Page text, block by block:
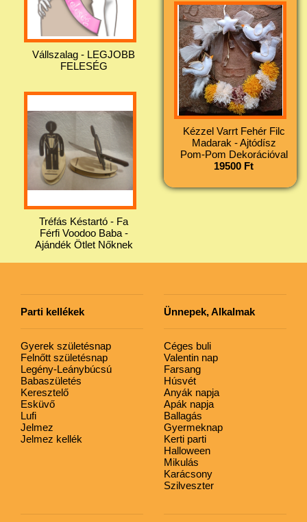
Vállszalag - LEGJOBB
FELESÉG
Tréfás Késtartó - Fa
Férfi Voodoo Baba -
Ajándék Ötlet Nőknek
Kézzel Varrt Fehér Filc
Madarak - Ajtódísz
Pom-Pom Dekorációval
19500 Ft
Parti kellékek
Gyerek születésnap
Felnőtt születésnap
Legény-Leánybúcsú
Babaszületés
Keresztelő
Esküvő
Lufi
Jelmez
Jelmez kellék
Ünnepek, Alkalmak
Céges buli
Valentin nap
Farsang
Húsvét
Anyák napja
Apák napja
Ballagás
Gyermeknap
Kerti parti
Halloween
Mikulás
Karácsony
Szilveszter